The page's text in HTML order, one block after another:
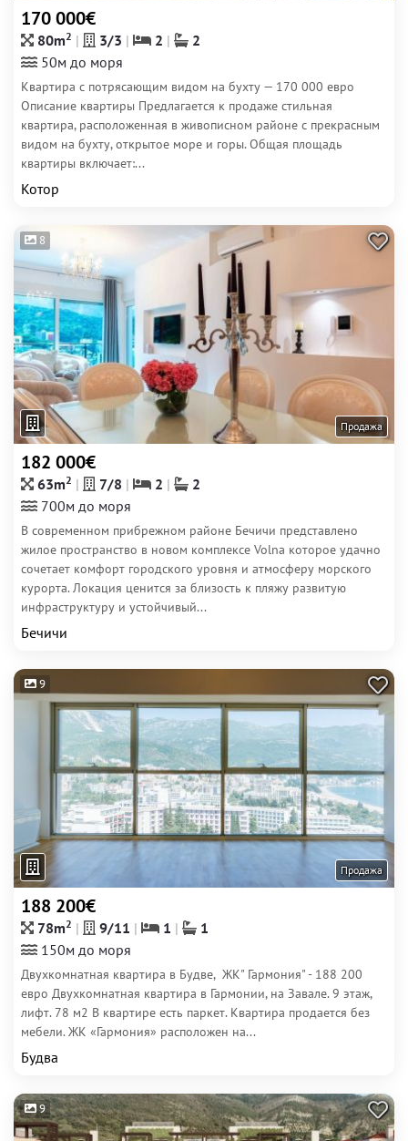
170 000€
80m2 3/3 2
2
50м до моря
Квартира с потрясающим видом на бухту — 170 000 евро
Описание квартиры Предлагается к продаже стильная
квартира, расположенная в живописном районе с прекрасным
видом на бухту, открытое море и горы. Общая площадь
квартиры включает:...
Котор
8
Продажа
182 000€
63m2 7/8 2
2
700м до моря
В современном прибрежном районе Бечичи представлено
жилое пространство в новом комплексе Volna которое удачно
сочетает комфорт городского уровня и атмосферу морского
курорта. Локация ценится за близость к пляжу развитую
инфраструктуру и устойчивый...
Бечичи
9
Продажа
188 200€
78m2 9/11 1
1
150м до моря
Двухкомнатная квартира в Будве, ЖК" Гармония" - 188 200
евро Двухкомнатная квартира в Гармонии, на Завале. 9 этаж,
лифт. 78 м2 В квартире есть паркет. Квартира продается без
мебели. ЖК «Гармония» расположен на...
Будва
9